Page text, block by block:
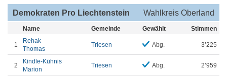
Demokraten Pro Liechtenstein Wahlkreis Oberland
Name Gemeinde Gewählt Stimmen
1
Rehak
Thomas
Triesen Abg. 3’225
2
Kindle-Kühnis
Marion
Triesen Abg. 2’959